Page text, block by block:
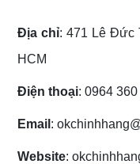
Địa chỉ: 471 Lê Đức
HCM
Điện thoại: 0964
Email :
Website: